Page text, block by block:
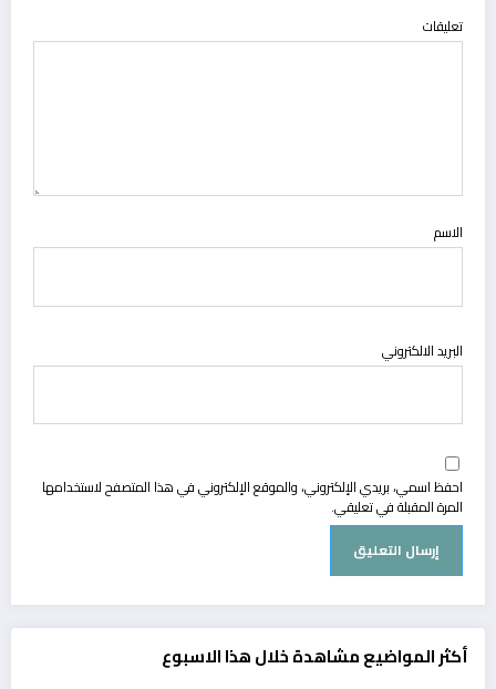
تعليقات
الاسم
البريد الالكتروني
احفظ اسمي، بريدي الإلكتروني، والموقع الإلكتروني في هذا المتصفح لاستخدامها
المرة المقبلة في تعليقي.
أكثر المواضيع مشاهدة خلال هذا الاسبوع